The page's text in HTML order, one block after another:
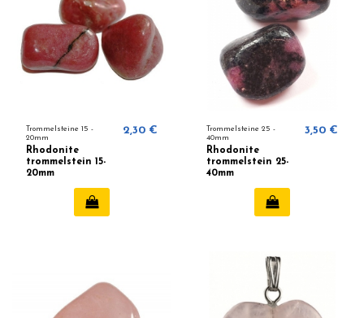
Trommelsteine ​​15 -
20mm
Rhodonite
trommelstein 15-
20mm
2,30 €
Trommelsteine 25 -
40mm
Rhodonite
trommelstein 25-
40mm
3,50 €